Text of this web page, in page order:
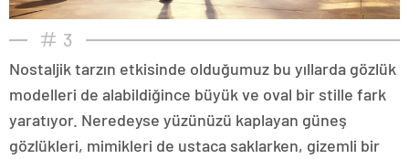
3
Nostaljik tarzın etkisinde olduğumuz bu yıllarda gözlük
modelleri de alabildiğince büyük ve oval bir stille fark
yaratıyor. Neredeyse yüzünüzü kaplayan güneş
gözlükleri, mimikleri de ustaca saklarken, gizemli bir